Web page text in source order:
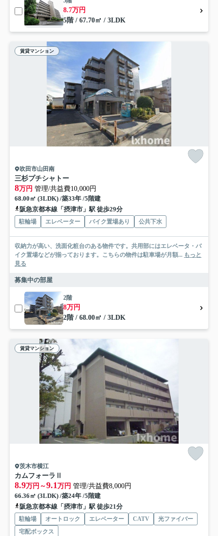
8.7万円
5階 / 67.70㎡ / 3LDK
賃貸マンション
吹田市山田南
三杉プチシャトー
8万円 管理/共益費10,000円
68.00㎡ (3LDK) /築33年 /5階建
阪急京都本線「摂津市」駅 徒歩29分
駐輪場 エレベーター バイク置場あり 公共下水
収納力が高い、洗面化粧台のある物件です。共用部にはエレベータ・バ
イク置場などが揃っております。こちらの物件は駐車場が月額... もっと
見る
募集中の部屋
2階
8万円
2階 / 68.00㎡ / 3LDK
賃貸マンション
茨木市横江
カムフォーラⅡ
8.9万円～9.1万円 管理/共益費8,000円
66.36㎡ (3LDK) /築24年 /5階建
阪急京都本線「摂津市」駅 徒歩21分
駐輪場 オートロック エレベーター CATV
光ファイバー
宅配ボックス